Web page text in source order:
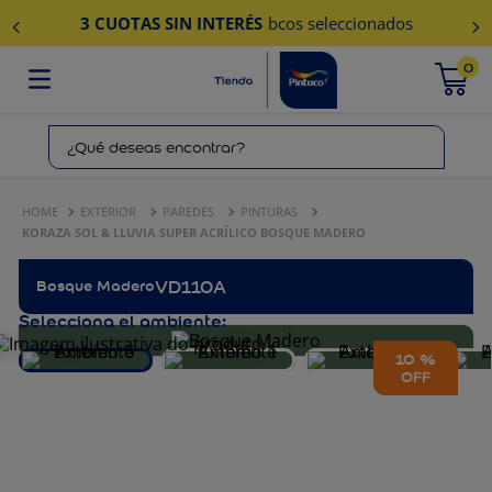
bcos seleccionados
3 CUOTAS SIN INTERÉS
0
¿Qué deseas encontrar?
EXTERIOR PAREDES
PINTURAS
KORAZA SOL & LLUVIA SUPER ACRÍLICO BOSQUE MADERO
Bosque MaderoVD110A
Selecciona el ambiente:
10 %
OFF